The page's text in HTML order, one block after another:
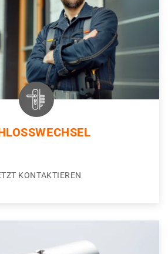
KONTAKTIEREN